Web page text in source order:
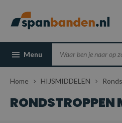
Menu
Home HIJSMIDDELEN
RONDSTROPPEN